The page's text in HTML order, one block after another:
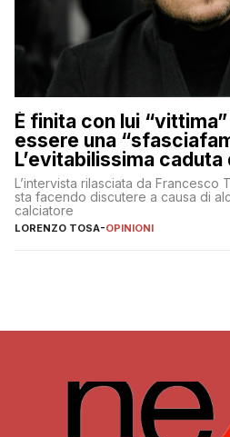
È finita con lui
essere una
L’evitabilissima
L’intervista rilasciata da Francesco
sta facendo discutere a causa di
calciatore
LORENZO TOSA-OPINIONI